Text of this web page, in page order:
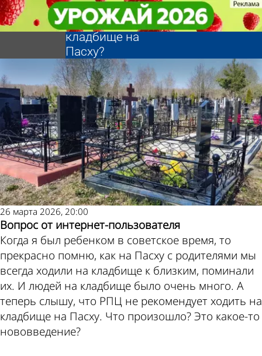
Почему не стоит
ходить на
кладбище на
Пасху?
Ликбез
26 марта 2026, 20:00
Вопрос от интернет-пользователя
Когда я был ребенком в советское время, то
прекрасно помню, как на Пасху с родителями мы
всегда ходили на кладбище к близким, поминали
их. И людей на кладбище было очень много. А
теперь слышу, что РПЦ не рекомендует ходить на
кладбище на Пасху. Что произошло? Это какое-то
нововведение?
Почему не стоит
ходить на
кладбище на
Пасху?
Ликбез
Другие
новости по
теме
Погода и
курсы валют в
Пензе